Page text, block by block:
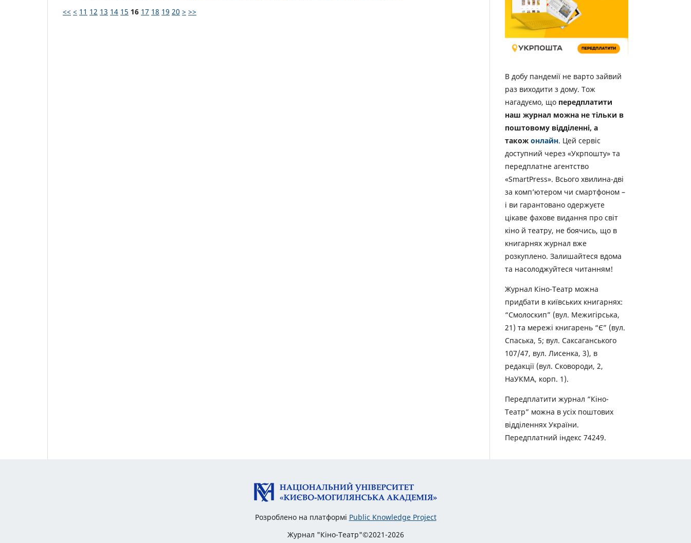
<< < 11 12 13 14 15 16 17 18 19 20 > >>
В добу пандемії не варто зайвий
раз виходити з дому. Тож
нагадуємо, що передплатити
наш журнал можна не тільки в
поштовому відділенні, а
також онлайн. Цей сервіс
доступний через «Укрпошту» та
передплатне агентство
«SmartPress». Всього хвилина-дві
за комп’ютером чи смартфоном –
і ви гарантовано одержуєте
цікаве фахове видання про світ
кіно й театру, не боячись, що в
книгарнях журнал вже
розкуплено. Залишайтеся вдома
та насолоджуйтеся читанням!
Журнал Кіно-Театр можна
придбати в київських книгарнях:
“Смолоскип” (вул. Межигірська,
21) та мережі книгарень “Є” (вул.
Спаська, 5; вул. Саксаганського
107/47, вул. Лисенка, 3), в
редакції (вул. Сковороди, 2,
НаУКМА, корп. 1).
Передплатити журнал “Кіно-
Театр” можна в усіх поштових
відділеннях України.
Передплатний індекс 74249.
Розроблено на платформі Public Knowledge Project
Журнал "Кіно-Театр"©2021-2026